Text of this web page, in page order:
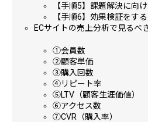
【手順5】課題解決に向
【手順6】効果検証をする
ECサイトの売上分析で見るべ
①会員数
②顧客単価
③購入回数
④リピート率
⑤LTV（顧客生涯価値）
⑥アクセス数
⑦CVR（購入率）